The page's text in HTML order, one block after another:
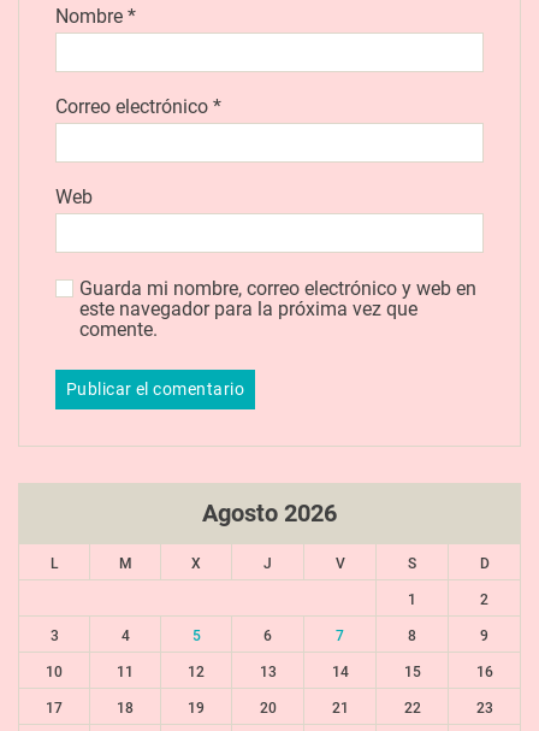
Nombre *
Correo electrónico *
Web
Guarda mi nombre, correo electrónico y web en
este navegador para la próxima vez que
comente.
Agosto 2026
L M X J V S D
1 2
3 4 5 6 7 8 9
10 11 12 13 14 15 16
17 18 19 20 21 22 23